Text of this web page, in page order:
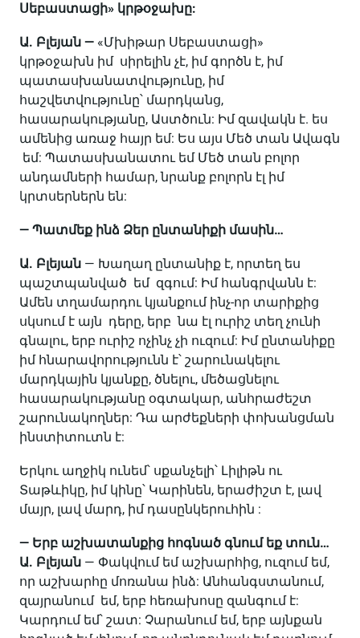
Սեբաստացի» կրթօջախը:
Ա. Բլեյան — «Մխիթար Սեբաստացի»
կրթօջախն իմ սիրելին չէ, իմ գործն է, իմ
պատասխանատվությունը, իմ
հաշվետվությունը՝ մարդկանց,
հասարակությանը, Աստծուն: Իմ զավակն է. ես
ամենից առաջ հայր եմ: Ես այս Մեծ տան Ավագն
եմ: Պատասխանատու եմ Մեծ տան բոլոր
անդամների համար, նրանք բոլորն էլ իմ
կրտսերներն են:
— Պատմեք ինձ Ձեր ընտանիքի մասին…
Ա. Բլեյան — Խաղաղ ընտանիք է, որտեղ ես
պաշտպանված եմ զգում: Իմ հանգրվանն է:
Ամեն տղամարդու կյանքում ինչ-որ տարիքից
սկսում է այն դերը, երբ նա էլ ուրիշ տեղ չունի
գնալու, երբ ուրիշ ոչինչ չի ուզում: Իմ ընտանիքը
իմ հնարավորությունն է՝ շարունակելու
մարդկային կյանքը, ծնելու, մեծացնելու
հասարակությանը օգտակար, անհրաժեշտ
շարունակողներ: Դա արժեքների փոխանցման
ինստիտուտն է:
Երկու աղջիկ ունեմ՝ սքանչելի՝ Լիլիթն ու
Տաթևիկը, իմ կինը՝ Կարինեն, երաժիշտ է, լավ
մայր, լավ մարդ, իմ դասընկերուհին :
— Երբ աշխատանքից հոգնած գնում եք տուն…
Ա. Բլեյան — Փակվում եմ աշխարհից, ուզում եմ,
որ աշխարհը մոռանա ինձ: Անհանգստանում,
զայրանում եմ, երբ հեռախոսը զանգում է:
Կարդում եմ՝ շատ: Չարանում եմ, երբ այնքան